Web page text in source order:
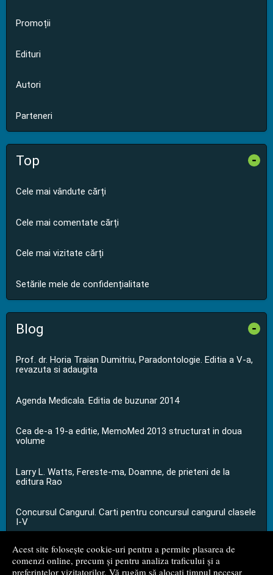
Acest site folosește cookie-uri pentru a permite plasarea de
comenzi online, precum și pentru analiza traficului și a
preferințelor vizitatorilor. Vă rugăm să alocați timpul necesar
Promoții
Edituri
Autori
Parteneri
Top -
Cele mai vândute cărți
Cele mai comentate cărți
Cele mai vizitate cărți
Setările mele de confidențialitate
Blog -
Prof. dr. Horia Traian Dumitriu, Paradontologie. Editia a V-a,
revazuta si adaugita
Agenda Medicala. Editia de buzunar 2014
Cea de-a 19-a editie, MemoMed 2013 structurat in doua
volume
Larry L. Watts, Fereste-ma, Doamne, de prieteni de la
editura Rao
Concursul Cangurul. Carti pentru concursul cangurul clasele
I-V
...toate știrile